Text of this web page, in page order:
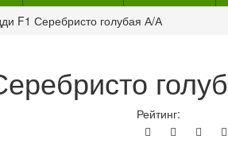
F1 Серебристо голубая А/А
Рейтинг: